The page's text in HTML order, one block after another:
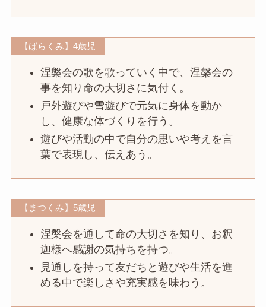
【ばらくみ】4歳児
涅槃会の歌を歌っていく中で、涅槃会の
事を知り命の大切さに気付く。
戸外遊びや雪遊びで元気に身体を動か
し、健康な体づくりを行う。
遊びや活動の中で自分の思いや考えを言
葉で表現し、伝えあう。
【まつくみ】5歳児
涅槃会を通して命の大切さを知り、お釈
迦様へ感謝の気持ちを持つ。
見通しを持って友だちと遊びや生活を進
める中で楽しさや充実感を味わう。